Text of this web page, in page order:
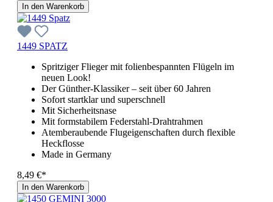
In den Warenkorb
1449 SPATZ
Spritziger Flieger mit folienbespannten Flügeln im
neuen Look!
Der Günther-Klassiker – seit über 60 Jahren
Sofort startklar und superschnell
Mit Sicherheitsnase
Mit formstabilem Federstahl-Drahtrahmen
Atemberaubende Flugeigenschaften durch flexible
Heckflosse
Made in Germany
8,49 €*
In den Warenkorb